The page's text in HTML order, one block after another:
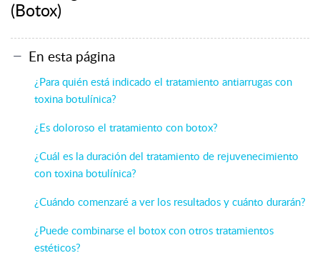
(Botox)
En esta página
¿Para quién está indicado el tratamiento antiarrugas con
toxina botulínica?
¿Es doloroso el tratamiento con botox?
¿Cuál es la duración del tratamiento de rejuvenecimiento
con toxina botulínica?
¿Cuándo comenzaré a ver los resultados y cuánto durarán?
¿Puede combinarse el botox con otros tratamientos
estéticos?